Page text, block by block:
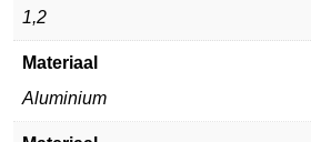
1,2
Materiaal
Aluminium